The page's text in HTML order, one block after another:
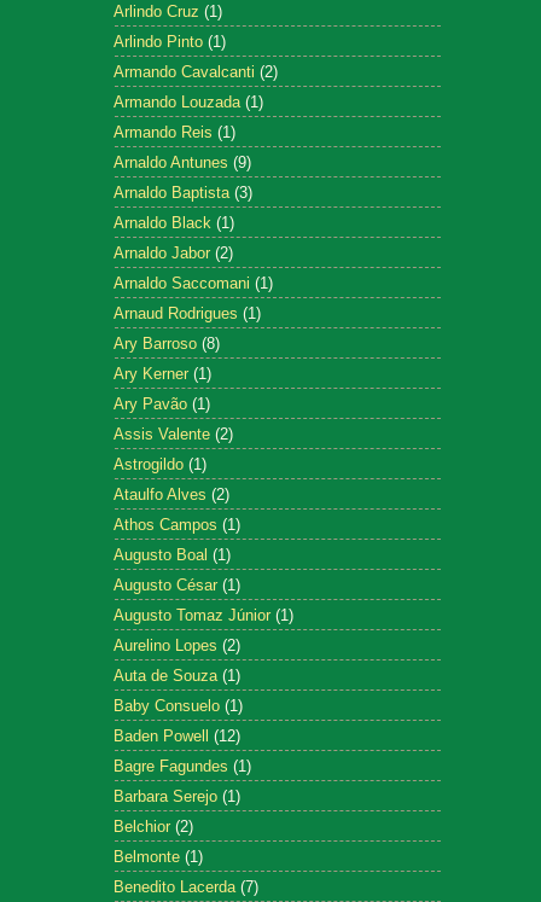
Arlindo Cruz (1)
Arlindo Pinto (1)
Armando Cavalcanti (2)
Armando Louzada (1)
Armando Reis (1)
Arnaldo Antunes (9)
Arnaldo Baptista (3)
Arnaldo Black (1)
Arnaldo Jabor (2)
Arnaldo Saccomani (1)
Arnaud Rodrigues (1)
Ary Barroso (8)
Ary Kerner (1)
Ary Pavão (1)
Assis Valente (2)
Astrogildo (1)
Ataulfo Alves (2)
Athos Campos (1)
Augusto Boal (1)
Augusto César (1)
Augusto Tomaz Júnior (1)
Aurelino Lopes (2)
Auta de Souza (1)
Baby Consuelo (1)
Baden Powell (12)
Bagre Fagundes (1)
Barbara Serejo (1)
Belchior (2)
Belmonte (1)
Benedito Lacerda (7)